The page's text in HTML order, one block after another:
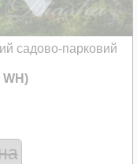
садово-парковий
WH)